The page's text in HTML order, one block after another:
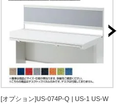
[オプション]US-074P-Q | US-1 US-W